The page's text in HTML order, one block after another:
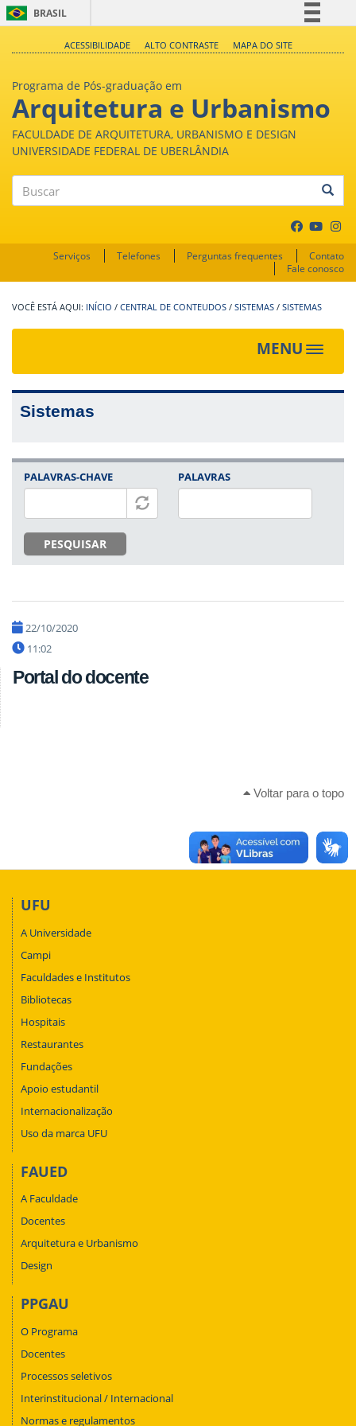
BRASIL
Acesso à informação
Legislação
ACESSIBILIDADE ALTO CONTRASTE MAPA DO SITE
Programa de Pós-graduação em
Arquitetura e Urbanismo
FACULDADE DE ARQUITETURA, URBANISMO E DESIGN
UNIVERSIDADE FEDERAL DE UBERLÂNDIA
Serviços Telefones Perguntas frequentes
Contato
Fale conosco
INÍCIO / CENTRAL DE CONTEUDOS / SISTEMAS / SISTEMAS
MENU
Toggle
Sistemas
PALAVRAS-CHAVE
PESQUISAR
PALAVRAS
22/10/2020
11:02
Portal do docente
Voltar para o topo
UFU
A Universidade
Campi
Faculdades e Institutos
Bibliotecas
Hospitais
Restaurantes
Fundações
Apoio estudantil
Internacionalização
Uso da marca UFU
FAUED
A Faculdade
Docentes
Arquitetura e Urbanismo
Design
PPGAU
O Programa
Docentes
Processos seletivos
Interinstitucional / Internacional
Normas e regulamentos